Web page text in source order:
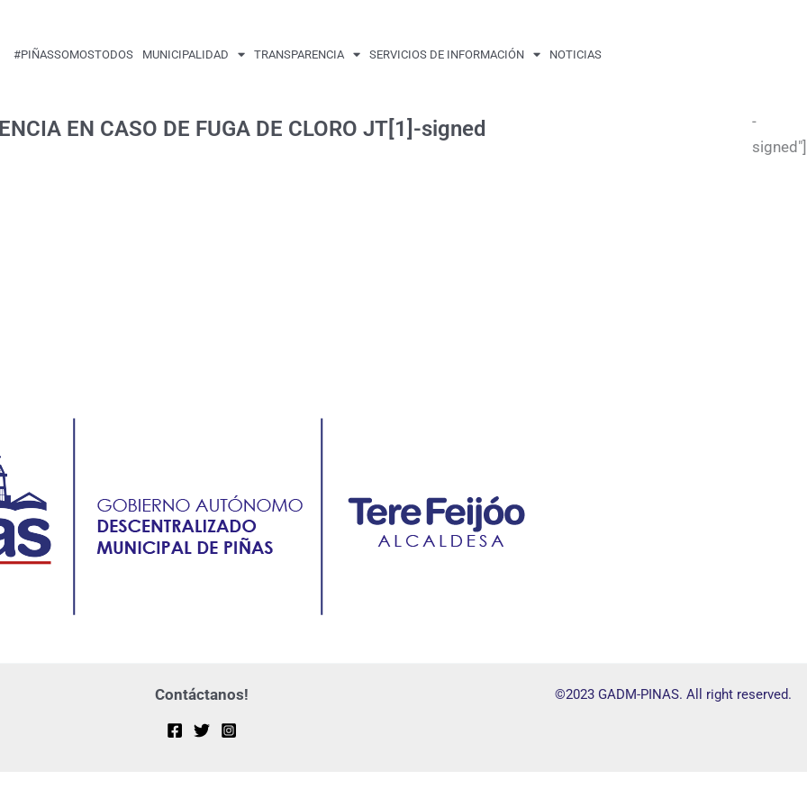
#PIÑASSOMOSTODOS MUNICIPALIDAD TRANSPARENCIA SERVICIOS DE INFORMACIÓN NOTICIAS
EN CASO DE FUGA DE CLORO JT[1]-signed
-
signed"]
Contáctanos! ©2023 GADM-PINAS. All right reserved.